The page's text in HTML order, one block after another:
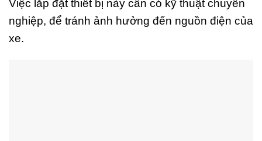
Việc lắp đặt thiết bị này cần có kỹ thuật chuyên
nghiệp, để tránh ảnh hưởng đến nguồn điện của
xe.